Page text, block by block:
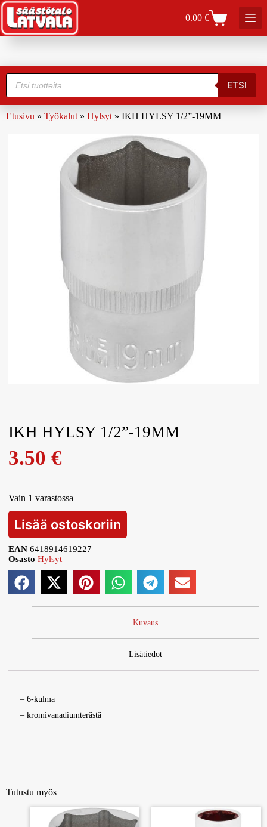
0.00€
ETSI
Etusivu » Työkalut » Hylsyt » IKH HYLSY 1/2”-19MM
IKH HYLSY 1/2”-19MM
3.50€
Vain 1 varastossa
Lisää ostoskoriin
EAN6418914619227
Osasto Hylsyt
Kuvaus
Lisätiedot
– 6-kulma
– kromivanadiumterästä
Tutustu myös